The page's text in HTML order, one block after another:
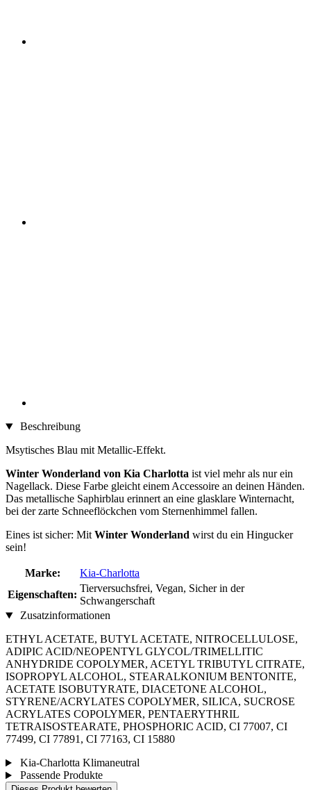
Beschreibung
Msytisches Blau mit Metallic-Effekt.
Winter Wonderland von Kia Charlotta ist viel mehr als nur ein
Nagellack. Diese Farbe gleicht einem Accessoire an deinen Händen.
Das metallische Saphirblau erinnert an eine glasklare Winternacht,
bei der zarte Schneeflöckchen vom Sternenhimmel fallen.
Eines ist sicher: Mit Winter Wonderland wirst du ein Hingucker
sein!
Marke:
Kia-Charlotta
Eigenschaften:
Tierversuchsfrei, Vegan, Sicher in der
Schwangerschaft
Zusatzinformationen
ETHYL ACETATE, BUTYL ACETATE, NITROCELLULOSE,
ADIPIC ACID/NEOPENTYL GLYCOL/TRIMELLITIC
ANHYDRIDE COPOLYMER, ACETYL TRIBUTYL CITRATE,
ISOPROPYL ALCOHOL, STEARALKONIUM BENTONITE,
ACETATE ISOBUTYRATE, DIACETONE ALCOHOL,
STYRENE/ACRYLATES COPOLYMER, SILICA, SUCROSE
ACRYLATES COPOLYMER, PENTAERYTHRIL
TETRAISOSTEARATE, PHOSPHORIC ACID, CI 77007, CI
77499, CI 77891, CI 77163, CI 15880
Kia-Charlotta Klimaneutral
Passende Produkte